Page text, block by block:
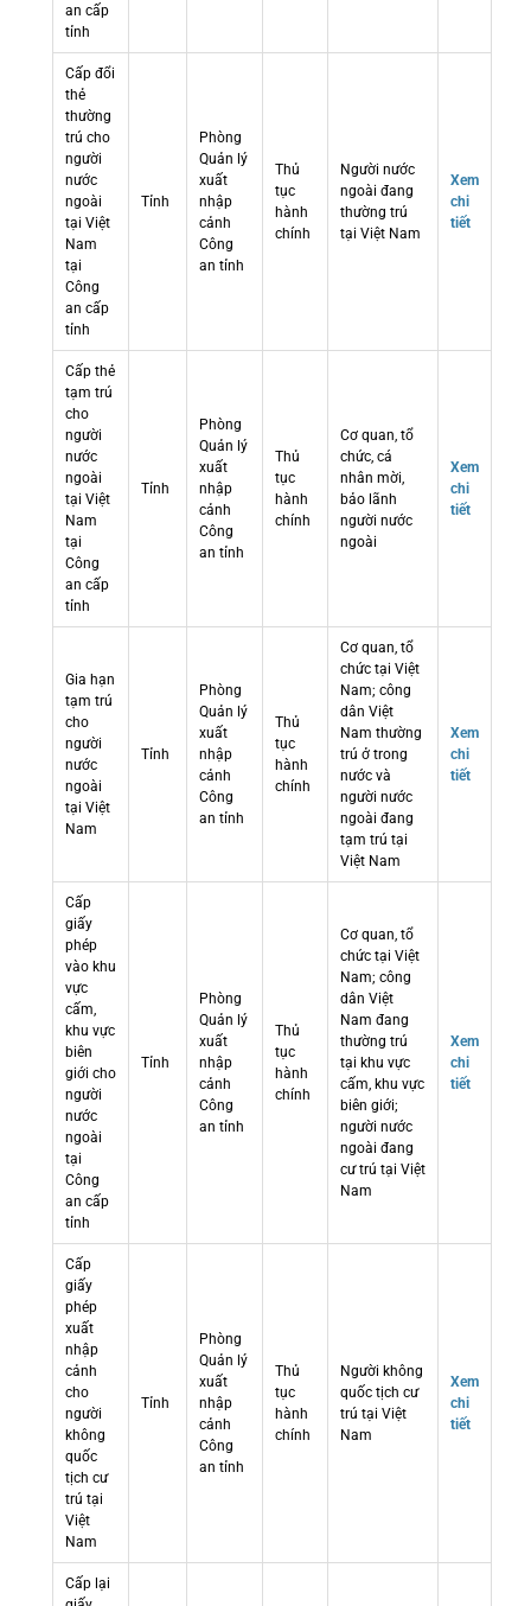
an cấp
tỉnh
Cấp đổi
thẻ
thường
trú cho
người
nước
ngoài
tại Việt
Nam
tại
Công
an cấp
tỉnh
Tỉnh
Phòng
Quản lý
xuất
nhập
cảnh
Công
an tỉnh
Thủ
tục
hành
chính
Người nước
ngoài đang
thường trú
tại Việt Nam
Xem
chi
tiết
Cấp thẻ
tạm trú
cho
người
nước
ngoài
tại Việt
Nam
tại
Công
an cấp
tỉnh
Tỉnh
Phòng
Quản lý
xuất
nhập
cảnh
Công
an tỉnh
Thủ
tục
hành
chính
Cơ quan, tổ
chức, cá
nhân mời,
bảo lãnh
người nước
ngoài
Xem
chi
tiết
Gia hạn
tạm trú
cho
người
nước
ngoài
tại Việt
Nam
Tỉnh
Phòng
Quản lý
xuất
nhập
cảnh
Công
an tỉnh
Thủ
tục
hành
chính
Cơ quan, tổ
chức tại Việt
Nam; công
dân Việt
Nam thường
trú ở trong
nước và
người nước
ngoài đang
tạm trú tại
Việt Nam
Xem
chi
tiết
Cấp
giấy
phép
vào khu
vực
cấm,
khu vực
biên
giới cho
người
nước
ngoài
tại
Công
an cấp
tỉnh
Tỉnh
Phòng
Quản lý
xuất
nhập
cảnh
Công
an tỉnh
Thủ
tục
hành
chính
Cơ quan, tổ
chức tại Việt
Nam; công
dân Việt
Nam đang
thường trú
tại khu vực
cấm, khu vực
biên giới;
người nước
ngoài đang
cư trú tại Việt
Nam
Xem
chi
tiết
Cấp
giấy
phép
xuất
nhập
cảnh
cho
người
không
quốc
tịch cư
trú tại
Việt
Nam
Tỉnh
Phòng
Quản lý
xuất
nhập
cảnh
Công
an tỉnh
Thủ
tục
hành
chính
Người không
quốc tịch cư
trú tại Việt
Nam
Xem
chi
tiết
Cấp lại